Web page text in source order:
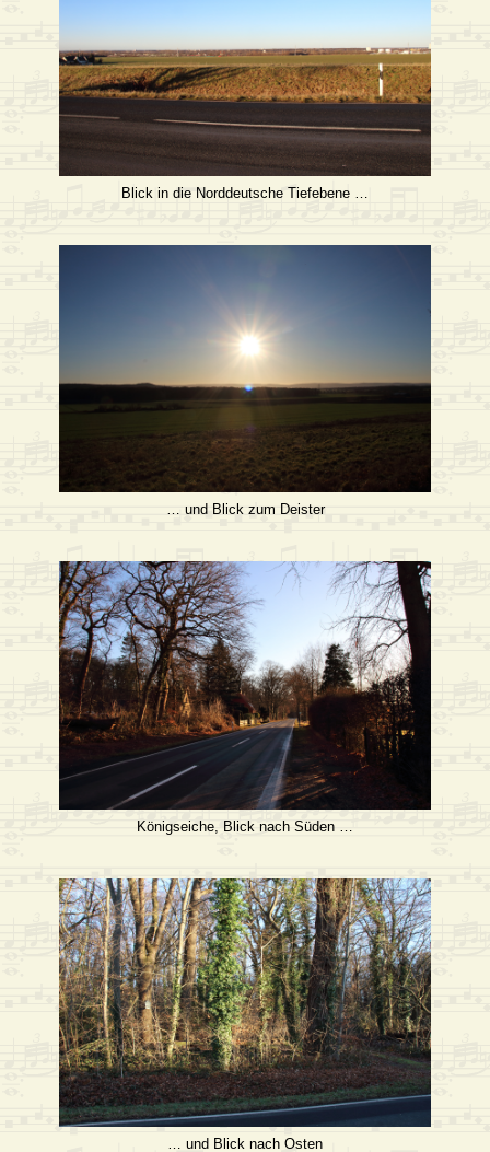
Blick in die Norddeutsche Tiefebene …
… und Blick zum Deister
Königseiche, Blick nach Süden …
… und Blick nach Osten